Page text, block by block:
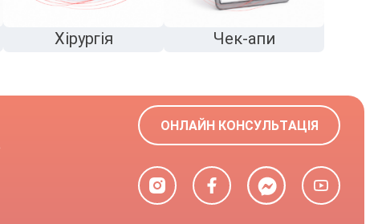
Хірургія Чек-апи
ОНЛАЙН КОНСУЛЬТАЦІЯ